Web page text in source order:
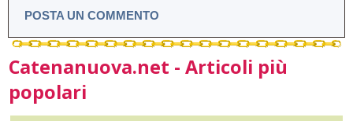
POSTA UN COMMENTO
Catenanuova.net - Articoli più
popolari